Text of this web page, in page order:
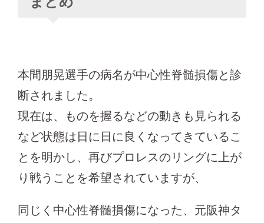
本間朋晃選手の病名が中心性脊髄損傷と診
断されました。
現在は、ものを握るなどの動きも見られる
など状態は日に日に良くなってきているこ
とを明かし、再びプロレスのリングに上が
り戦うことを希望されていますが、
同じく中心性脊髄損傷になった、元阪神タ